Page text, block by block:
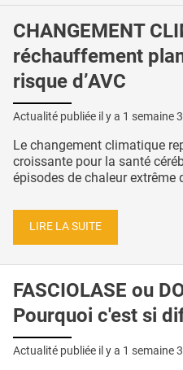
CHANGEMENT
réchauffement
risque d’AVC
Actualité publiée il y a 1 semaine
Le changement climatique
croissante pour la santé
épisodes de chaleur extrême
LIRE LA SUITE
FASCIOLASE ou
Pourquoi c'est si
Actualité publiée il y a 1 semaine